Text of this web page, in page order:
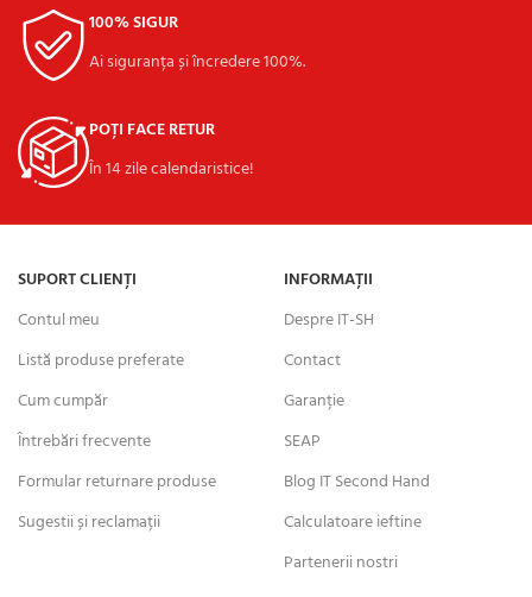
100% SIGUR
Ai siguranța și încredere 100%.
POȚI FACE RETUR
În 14 zile calendaristice!
SUPORT CLIENȚI
Contul meu
Listă produse preferate
Cum cumpăr
Întrebări frecvente
Formular returnare produse
Sugestii și reclamații
INFORMAȚII
Despre IT-SH
Contact
Garanție
SEAP
Blog IT Second Hand
Calculatoare ieftine
Partenerii nostri